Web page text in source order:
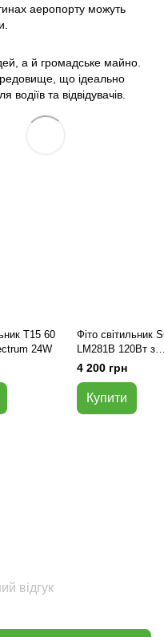
аеропорту можуть
а й громадське майно.
що ідеально
водіїв та відвідувачів.
T15 60
24W
Фіто світильник
LM281B 120Вт з
димером
4 200 грн
Купити
відгук